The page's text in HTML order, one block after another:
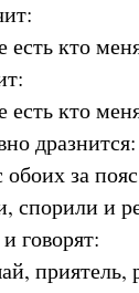
кто
кто
дразнится:
за пояс
спорили и
говорят:
приятель,